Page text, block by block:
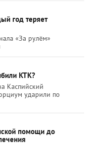
год теряет
«За рулём»
КТК?
Каспийский
ударили по
помощи до